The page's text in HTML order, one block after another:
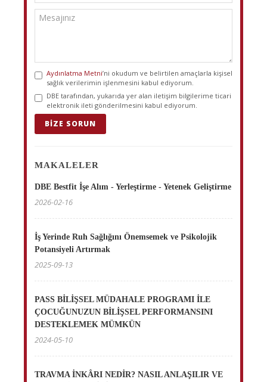
Aydınlatma Metni’ni okudum ve belirtilen amaçlarla kişisel
sağlık verilerimin işlenmesini kabul ediyorum.
DBE tarafından, yukarıda yer alan iletişim bilgilerime ticari
elektronik ileti gönderilmesini kabul ediyorum.
BIZE SORUN
MAKALELER
DBE Bestfit İşe Alım - Yerleştirme - Yetenek Geliştirme
2026-02-16
İş Yerinde Ruh Sağlığını Önemsemek ve Psikolojik
Potansiyeli Artırmak
2025-09-13
PASS BİLİŞSEL MÜDAHALE PROGRAMI İLE
ÇOCUĞUNUZUN BİLİŞSEL PERFORMANSINI
DESTEKLEMEK MÜMKÜN
2024-05-10
TRAVMA İNKÂRI NEDİR? NASIL ANLAŞILIR VE